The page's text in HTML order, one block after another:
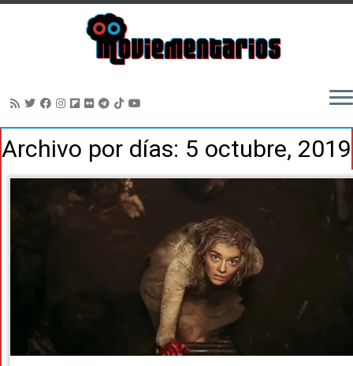
al
Archivo por días: 5 octubre, 2019